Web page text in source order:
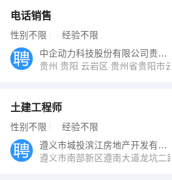
电话销售
性别不限 经验不限
中企动力科技股份有限公司贵阳分公司
贵州 贵阳 云岩区 贵州省贵阳市
土建工程师
性别不限 经验不限
遵义市城投滨江房地产开发有限公司
遵义市南部新区遵南大道龙坑二